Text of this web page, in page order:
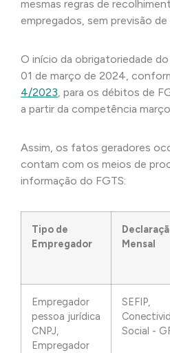
mesmas regras de
empregados, sem previsão
O início da obrigatoriedade
01 de março de 2024,
4/2023, para os débitos de
a partir da competência
Assim, os fatos geradores
contam com os meios de
informação do FGTS:
Tipo de
Empregador
Mensal
Empregador
pessoa jurídica
CNPJ,
Empregador
SEFIP,
Social -